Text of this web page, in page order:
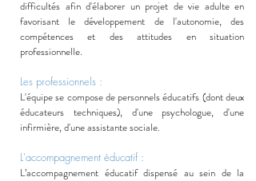
difficultés afin d'élaborer un projet de vie adulte en
favorisant le développement de l'autonomie, des
compétences et des attitudes en situation
professionnelle.
Les professionnels :
L'équipe se compose de personnels éducatifs (dont deux
éducateurs techniques), d'une psychologue, d'une
infirmière, d'une assistante sociale.
L'accompagnement éducatif :
L’accompagnement éducatif dispensé au sein de la